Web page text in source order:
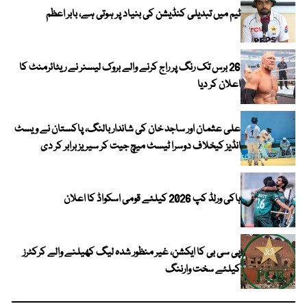
ٹیم میں تبدیلی کنڈیشن کی بنیاد پر ہوتی ہے، بابر اعظم
26 برس تک رنگ پر راج کرنے والے بروک لیسنر نے ریٹائرمنٹ کا
اعلان کر دیا
علی عثمان اور ساجد خان کی شاندار بالنگ، پاکستان نے ویسٹ
انڈیز کیخلاف دوسرا ٹیسٹ میچ جیت کر سیریز برابر کر دی
ہاکی ورلڈ کپ 2026 کیلئے قومی اسکواڈ کا اعلان
پی سی بی کا ایکشن، غیر منظور شدہ لیگ کھیلنے والے کرکٹرز
کیلئے سخت وارننگ